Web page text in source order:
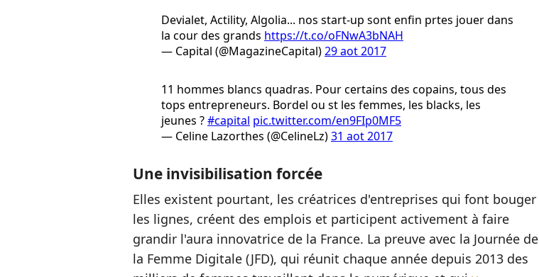
Devialet, Actility, Algolia... nos start-up sont enfin prtes jouer dans
la cour des grands https://t.co/oFNwA3bNAH
— Capital (@MagazineCapital)29 aot 2017
11 hommes blancs quadras. Pour certains des copains, tous des
tops entrepreneurs. Bordel ou st les femmes, les blacks, les
jeunes ?#capital pic.twitter.com/en9FIp0MF5
— Celine Lazorthes (@CelineLz)31 aot 2017
Une invisibilisation forcée
Elles existent pourtant, les créatrices d'entreprises qui font bouger
les lignes, créent des emplois et participent activement à faire
grandir l'aura innovatrice de la France. La preuve avec la Journée de
la Femme Digitale (JFD), qui réunit chaque année depuis 2013 des